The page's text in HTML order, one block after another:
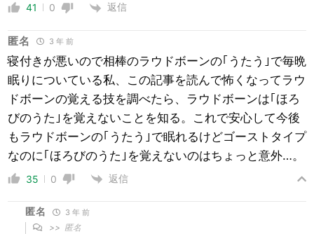
41 0 返信
匿名 3 年 前
寝付きが悪いので相棒のラウドボーンの｢うたう｣で毎晩
眠りについている私、この記事を読んで怖くなってラウ
ドボーンの覚える技を調べたら、ラウドボーンは｢ほろ
びのうた｣を覚えないことを知る。これで安心して今後
もラウドボーンの｢うたう｣で眠れるけどゴーストタイプ
なのに｢ほろびのうた｣を覚えないのはちょっと意外…。
35 0 返信
匿名 3 年 前
>> 匿名